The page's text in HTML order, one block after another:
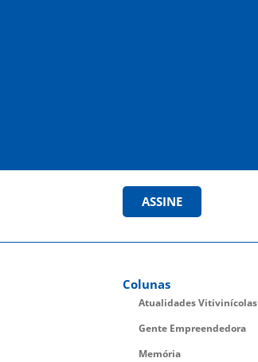
ASSINE
Colunas
Atualidades Vitivinícolas
Gente Empreendedora
Memória